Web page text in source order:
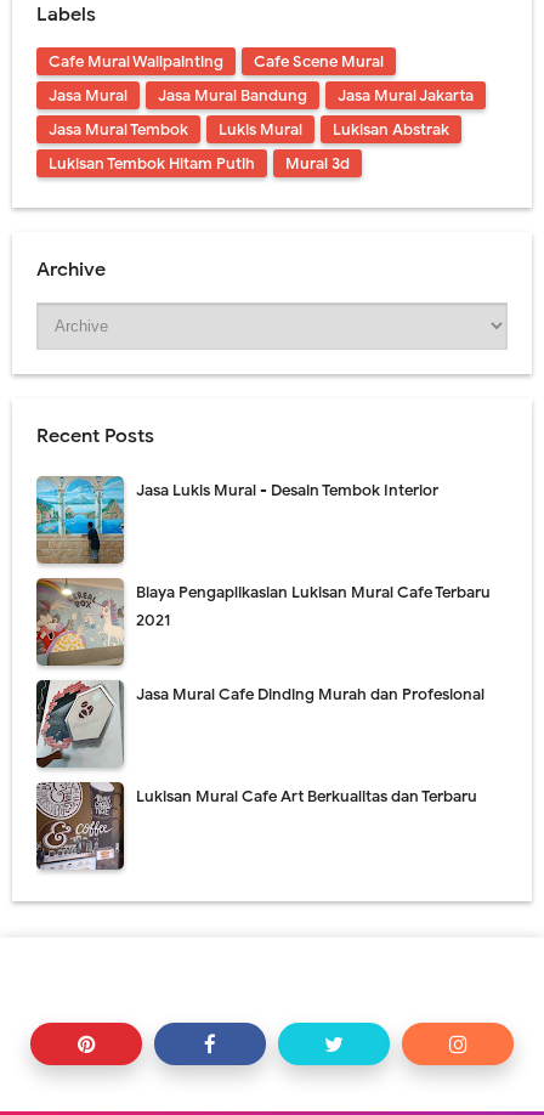
Labels
Cafe Mural Wallpainting
Cafe Scene Mural
Jasa Mural
Jasa Mural Bandung
Jasa Mural Jakarta
Jasa Mural Tembok
Lukis Mural
Lukisan Abstrak
Lukisan Tembok Hitam Putih
Mural 3d
Archive
Recent Posts
Jasa Lukis Mural - Desain Tembok Interior
Biaya Pengaplikasian Lukisan Mural Cafe Terbaru
2021
Jasa Mural Cafe Dinding Murah dan Profesional
Lukisan Mural Cafe Art Berkualitas dan Terbaru